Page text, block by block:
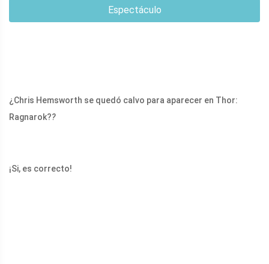
Espectáculo
¿Chris Hemsworth se quedó calvo para aparecer en Thor:
Ragnarok??
¡Si, es correcto!